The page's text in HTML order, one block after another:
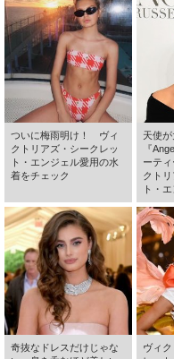
ついに梅雨明け！ ヴィ
クトリアズ・シークレッ
ト・エンジェル愛用の水
着をチェック
天使
『
ーテ
クト
ト・
奇抜なドレスだけじゃな
ヴィ